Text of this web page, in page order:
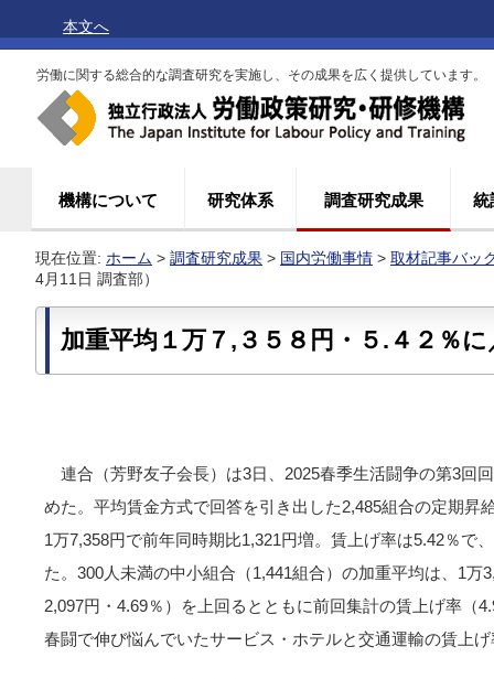
本文へ
労働に関する総合的な調査研究を実施し、その成果を広く提供しています。
機構について 研究体系 調査研究成果 統
現在位置: ホーム > 調査研究成果 > 国内労働事情 > 取材記事バッ
4月11日 調査部）
加重平均１万７,３５８円・５.４２％
連合（芳野友子会長）は3日、2025春季生活闘争の第3回
めた。平均賃金方式で回答を引き出した2,485組合の定期昇
1万7,358円で前年同時期比1,321円増。賃上げ率は5.42％で
た。300人未満の中小組合（1,441組合）の加重平均は、1万
2,097円・4.69％）を上回るとともに前回集計の賃上げ率（
春闘で伸び悩んでいたサービス・ホテルと交通運輸の賃上